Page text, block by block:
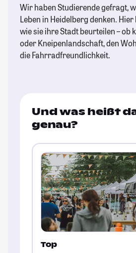
Wir haben Studierende gefragt,
Leben in Heidelberg denken.
wie sie ihre Stadt beurteilen – ob
oder Kneipenlandschaft, den
die Fahrradfreundlichkeit.
Und was heißt
genau?
Top